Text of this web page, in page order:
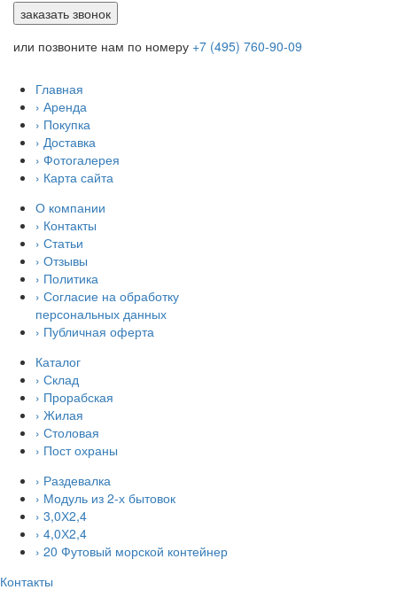
или позвоните нам по номеру +7 (495) 760-90-09
Главная
› Аренда
› Покупка
› Доставка
› Фотогалерея
› Карта сайта
О компании
› Контакты
› Статьи
› Отзывы
› Политика
› Согласие на обработку
персональных данных
› Публичная оферта
Каталог
› Склад
› Прорабская
› Жилая
› Столовая
› Пост охраны
› Раздевалка
› Модуль из 2-х бытовок
› 3,0Х2,4
› 4,0Х2,4
› 20 Футовый морской контейнер
Контакты